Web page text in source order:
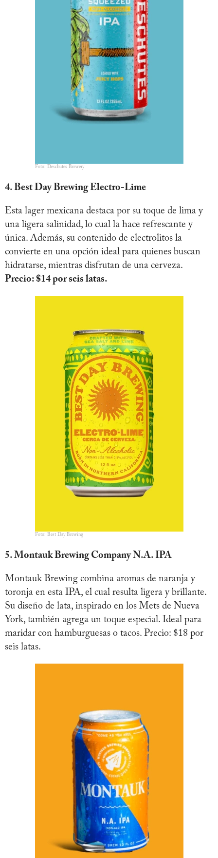
Foto: Deschutes Brewery
4. Best Day Brewing Electro-Lime
Esta lager mexicana destaca por su toque de lima y
una ligera salinidad, lo cual la hace refrescante y
única. Además, su contenido de electrolitos la
convierte en una opción ideal para quienes buscan
hidratarse, mientras disfrutan de una cerveza.
Precio: $14 por seis latas.
Foto: Best Day Brewing
5. Montauk Brewing Company N.A. IPA
Montauk Brewing combina aromas de naranja y
toronja en esta IPA, el cual resulta ligera y brillante.
Su diseño de lata, inspirado en los Mets de Nueva
York, también agrega un toque especial. Ideal para
maridar con hamburguesas o tacos. Precio: $18 por
seis latas.